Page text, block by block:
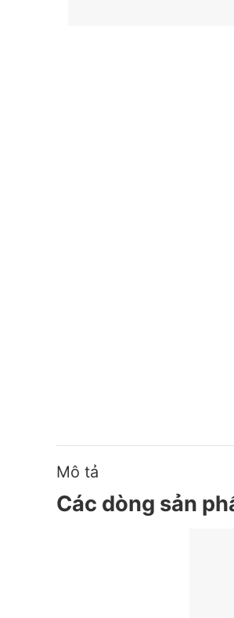
Mô tả
Các dòng sản